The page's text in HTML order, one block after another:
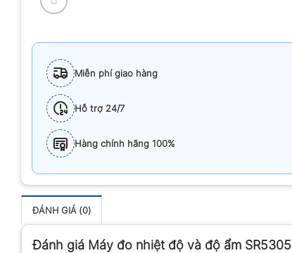
Miễn phí giao hàng
Hỗ trợ 24/7
Hàng chính hãng 100%
ĐÁNH GIÁ (0)
Đánh giá Máy đo nhiệt độ và độ ẩm SR5305